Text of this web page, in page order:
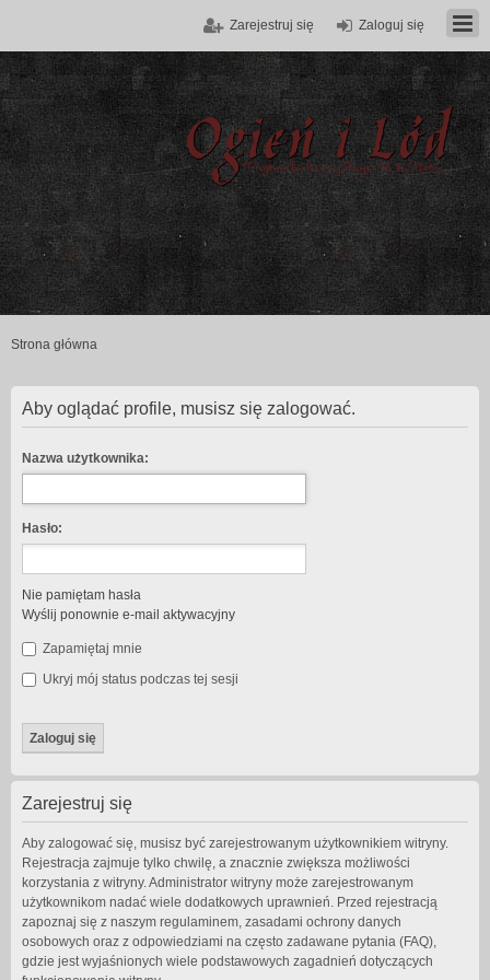
Zaloguj się
Zarejestruj się
Strona główna
Aby oglądać profile, musisz się zalogować.
Nazwa użytkownika:
Hasło:
Nie pamiętam hasła
Wyślij ponownie e-mail aktywacyjny
Zapamiętaj mnie
Ukryj mój status podczas tej sesji
Zarejestruj się
Aby zalogować się, musisz być zarejestrowanym użytkownikiem witryny.
Rejestracja zajmuje tylko chwilę, a znacznie zwiększa możliwości
korzystania z witryny. Administrator witryny może zarejestrowanym
użytkownikom nadać wiele dodatkowych uprawnień. Przed rejestracją
zapoznaj się z naszym regulaminem, zasadami ochrony danych
osobowych oraz z odpowiedziami na często zadawane pytania (FAQ),
gdzie jest wyjaśnionych wiele podstawowych zagadnień dotyczących